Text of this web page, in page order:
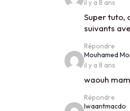
il y a 8 ans
Super tuto,
suivants
Répondre
Mouhamed
il y a 8 ans
waouh
Répondre
Iwaantmacdo